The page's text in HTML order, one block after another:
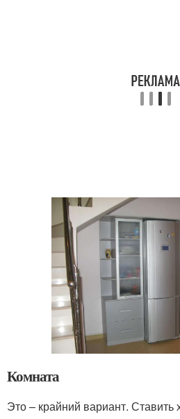
Комната
Это – крайний вариант. Ставить